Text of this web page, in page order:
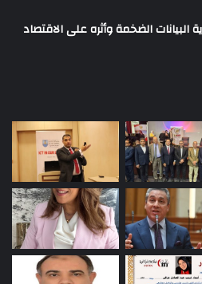
البيانات الضخمة وأثره على الاقتصاد